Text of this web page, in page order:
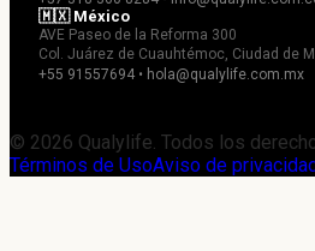
🇲🇽 México
AVE Paseo de la Reforma 300
Col. Juárez de Cuauhtémoc, Ciudad de
+55 91557694 • hola@qualylife.com.mx
© 2026 Qualylife. Todos los
Términos de UsoAviso de privacidad